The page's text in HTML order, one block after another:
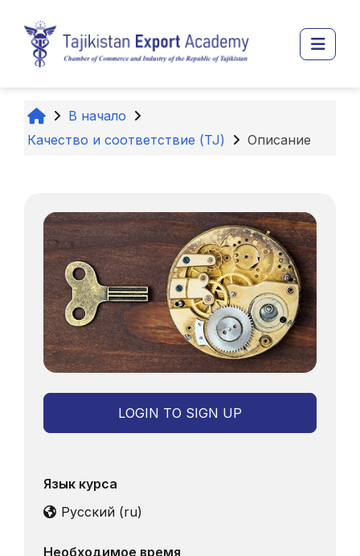
В начало
Качество и соответствие (TJ)
Описание
LOGIN TO SIGN UP
Язык курса
Русский ‎(ru)‎
Необходимое время